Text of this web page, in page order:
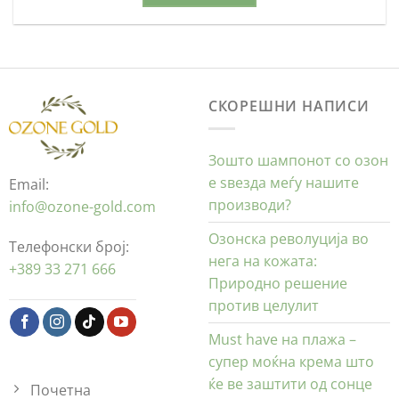
Email:
info@ozone-gold.com
Телефонски број:
+389 33 271 666
Почетна
СКОРЕШНИ НАПИСИ
Зошто шампонот со озон
е ѕвезда меѓу нашите
производи?
Озонска револуција во
нега на кожата:
Природно решение
против целулит
Must have на плажа –
супер моќна крема што
ќе ве заштити од сонце